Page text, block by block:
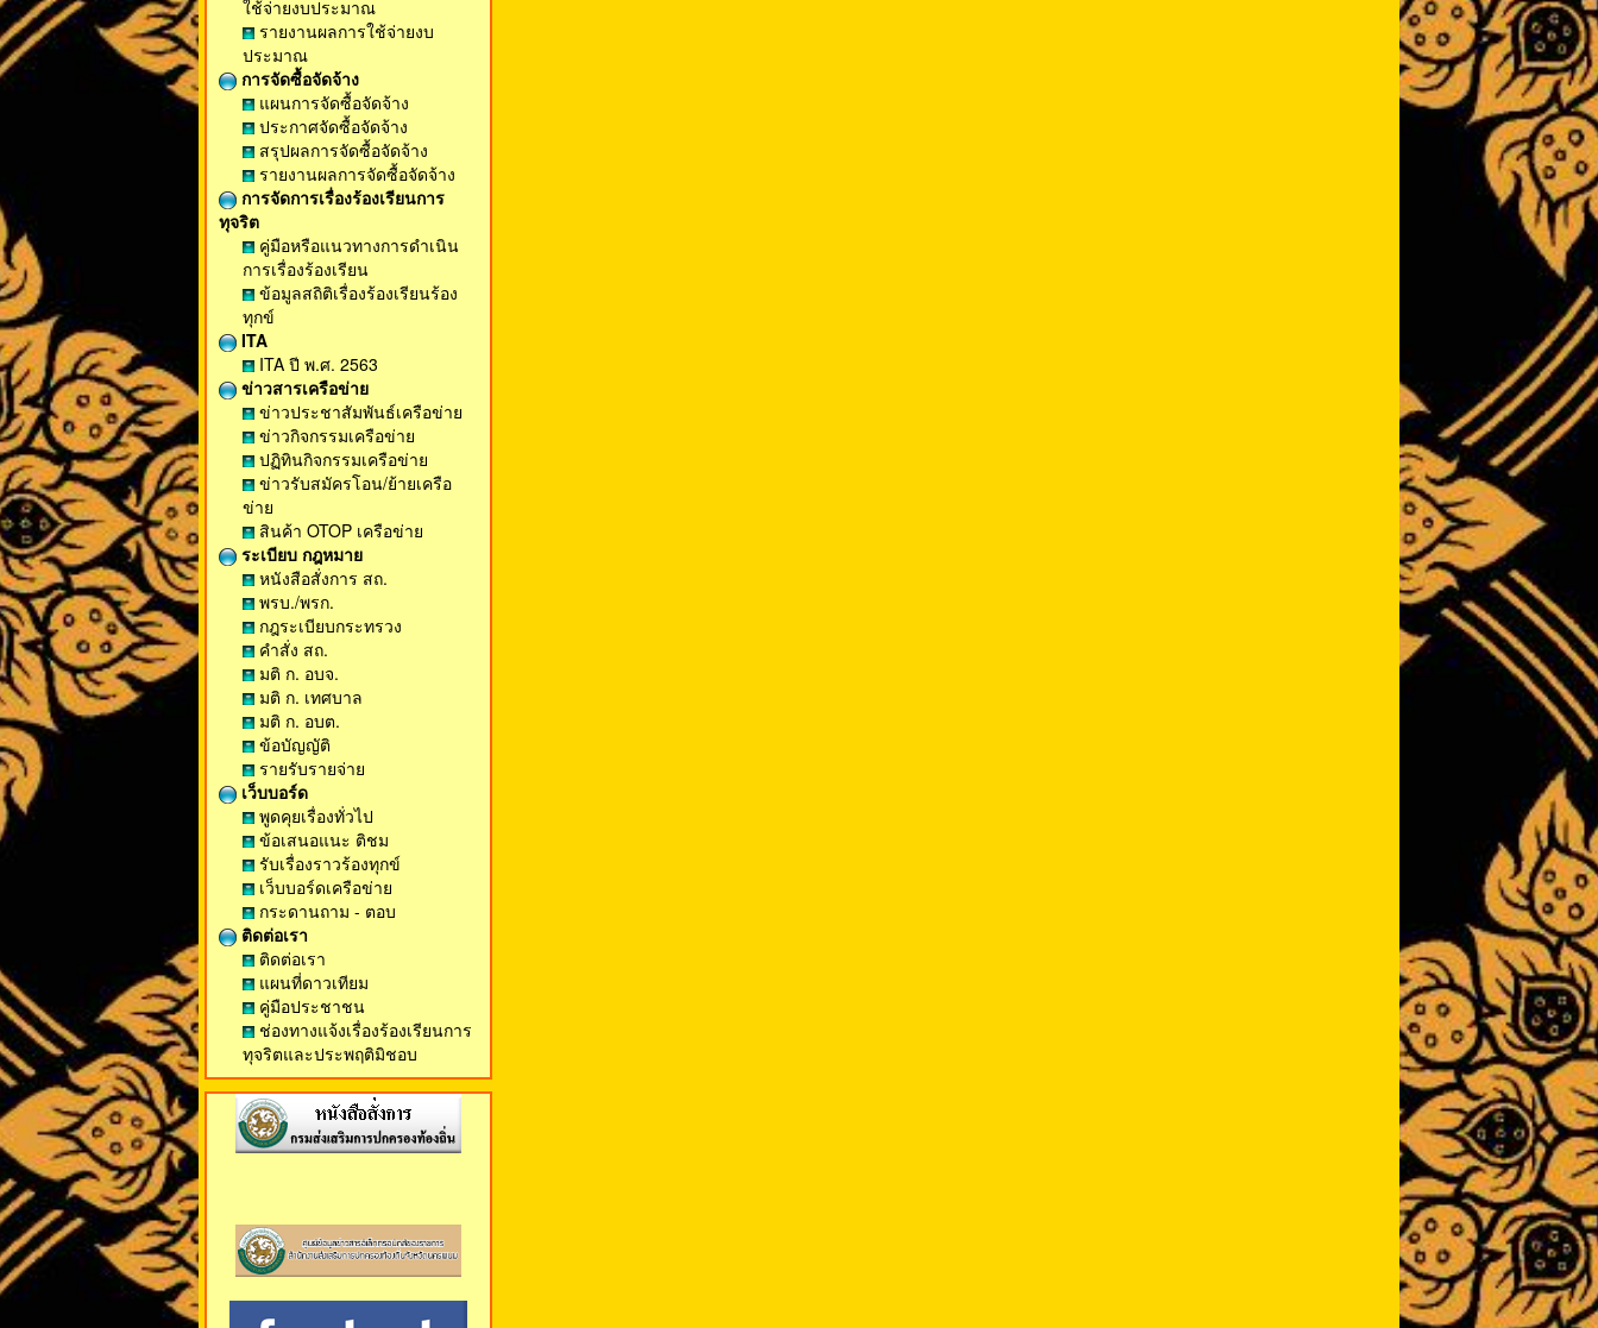
ใช้จ่ายงบประมาณ
รายงานผลการใช้จ่ายงบ
ประมาณ
การจัดซื้อจัดจ้าง
แผนการจัดซื้อจัดจ้าง
ประกาศจัดซื้อจัดจ้าง
สรุปผลการจัดซื้อจัดจ้าง
รายงานผลการจัดซื้อจัดจ้าง
การจัดการเรื่องร้องเรียนการ
ทุจริต
คู่มือหรือแนวทางการดำเนิน
การเรื่องร้องเรียน
ข้อมูลสถิติเรื่องร้องเรียนร้อง
ทุกข์
ITA
ITA ปี พ.ศ. 2563
ข่าวสารเครือข่าย
ข่าวประชาสัมพันธ์เครือข่าย
ข่าวกิจกรรมเครือข่าย
ปฏิทินกิจกรรมเครือข่าย
ข่าวรับสมัครโอน/ย้ายเครือ
ข่าย
สินค้า OTOP เครือข่าย
ระเบียบ กฎหมาย
หนังสือสั่งการ สถ.
พรบ./พรก.
กฎระเบียบกระทรวง
คำสั่ง สถ.
มติ ก. อบจ.
มติ ก. เทศบาล
มติ ก. อบต.
ข้อบัญญัติ
รายรับรายจ่าย
เว็บบอร์ด
พูดคุยเรื่องทั่วไป
ข้อเสนอแนะ ติชม
รับเรื่องราวร้องทุกข์
เว็บบอร์ดเครือข่าย
กระดานถาม - ตอบ
ติดต่อเรา
ติดต่อเรา
แผนที่ดาวเทียม
คู่มือประชาชน
ช่องทางแจ้งเรื่องร้องเรียนการ
ทุจริตและประพฤติมิชอบ